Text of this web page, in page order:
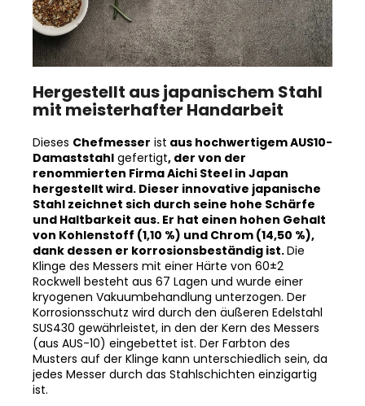
Hergestellt aus japanischem Stahl
mit meisterhafter Handarbeit
Damaststahlgefertigt , der von der
renommierten Firma Aichi Steel in Japan
hergestellt wird. Dieser innovative japanische
Stahl zeichnet sich durch seine hohe Schärfe
und Haltbarkeit aus. Er hat einen hohen Gehalt
von Kohlenstoff (1,10 %) und Chrom (14,50 %),
dank dessen er korrosionsbeständig ist.Die
Klinge des Messers mit einer Härte von 60±2
Rockwell besteht aus 67 Lagen und wurde einer
kryogenen Vakuumbehandlung unterzogen. Der
Korrosionsschutz wird durch den äußeren Edelstahl
SUS430 gewährleistet, in den der Kern des Messers
(aus AUS-10) eingebettet ist. Der Farbton des
Musters auf der Klinge kann unterschiedlich sein, da
jedes Messer durch das Stahlschichten einzigartig
ist.